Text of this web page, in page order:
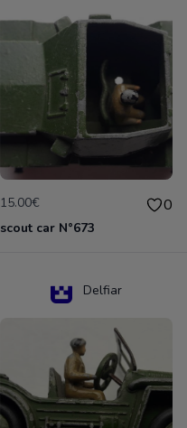
15.00€ 0
scout car N°673
Delfiar